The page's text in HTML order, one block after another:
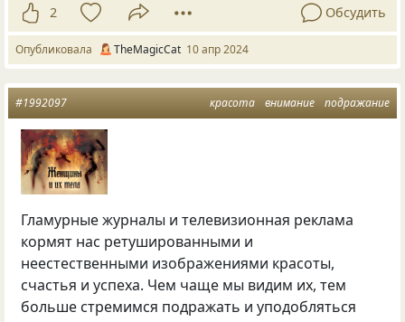
2 Обсудить
Опубликовала TheMagicCat 10 апр 2024
красота внимание подражание
#1992097
Гламурные журналы и телевизионная реклама
кормят нас ретушированными и
неестественными изображениями красоты,
счастья и успеха. Чем чаще мы видим их, тем
больше стремимся подражать и уподобляться